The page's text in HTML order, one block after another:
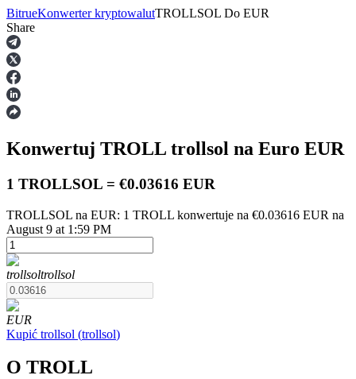
Kontrakty terminowe
Kontrakty terminowe na USDT
BitrueKonwerter kryptowalutTROLLSOL Do EUR
Share
Konwertuj TROLL trollsol na Euro EUR
1 TROLLSOL = €0.03616 EUR
TROLLSOL na EUR: 1 TROLL konwertuje na €0.03616 EUR na
August 9 at 1:59 PM
trollsoltrollsol
EUR
Kupić trollsol (trollsol)
O TROLL